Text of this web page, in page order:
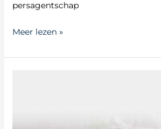
persagentschap
Meer lezen »